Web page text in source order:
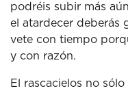
podréis subir más
el atardecer deberás
vete con tiempo
y con razón.
El rascacielos no